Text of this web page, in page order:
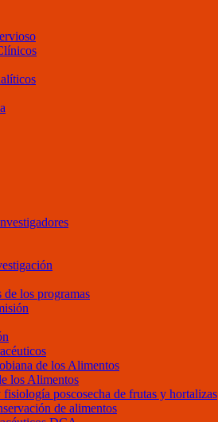
de los programas
de los Alimentos
los Alimentos
poscosecha de frutas y hortalizas
de alimentos